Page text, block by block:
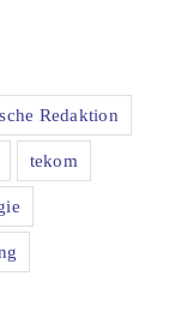
Redaktion
tekom